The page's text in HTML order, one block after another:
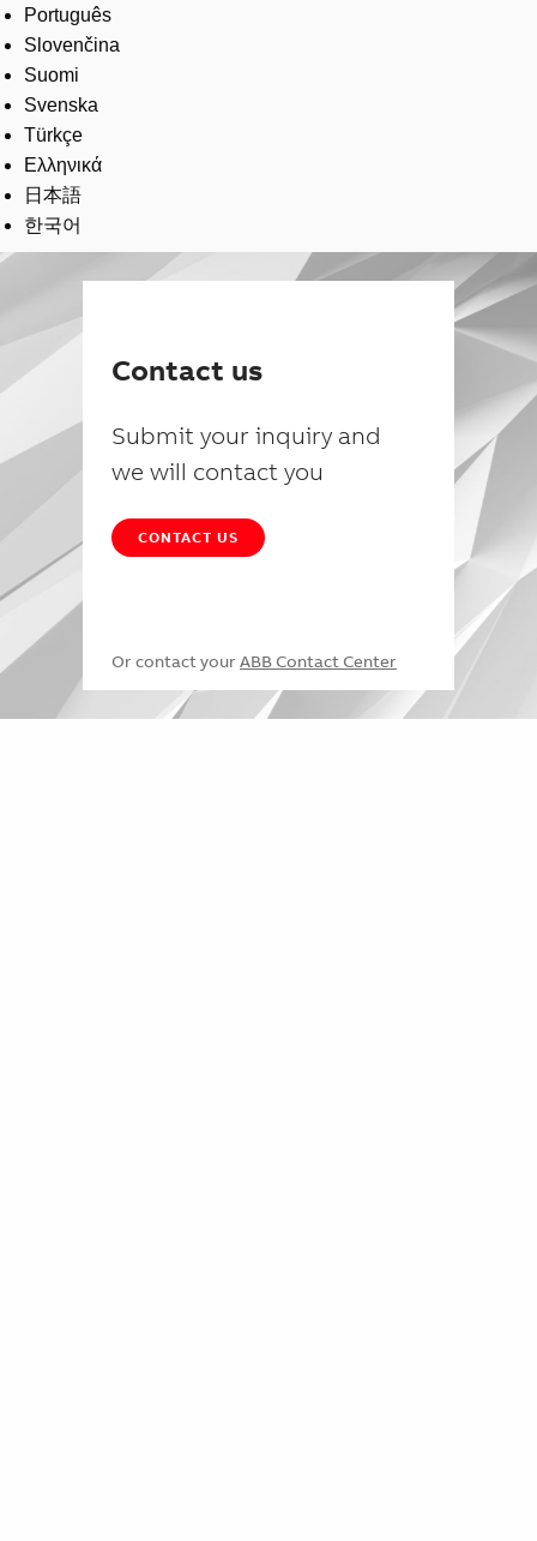
Português
Slovenčina
Suomi
Svenska
Türkçe
Ελληνικά
日本語
한국어
Contact us
Submit your inquiry and
we will contact you
CONTACT US
Or contact your ABB Contact Center